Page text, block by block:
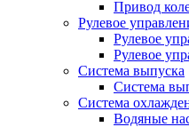
Привод
Рулевое
Рулевое
Рулевое
Система выпуска
Система
Система
Водяные